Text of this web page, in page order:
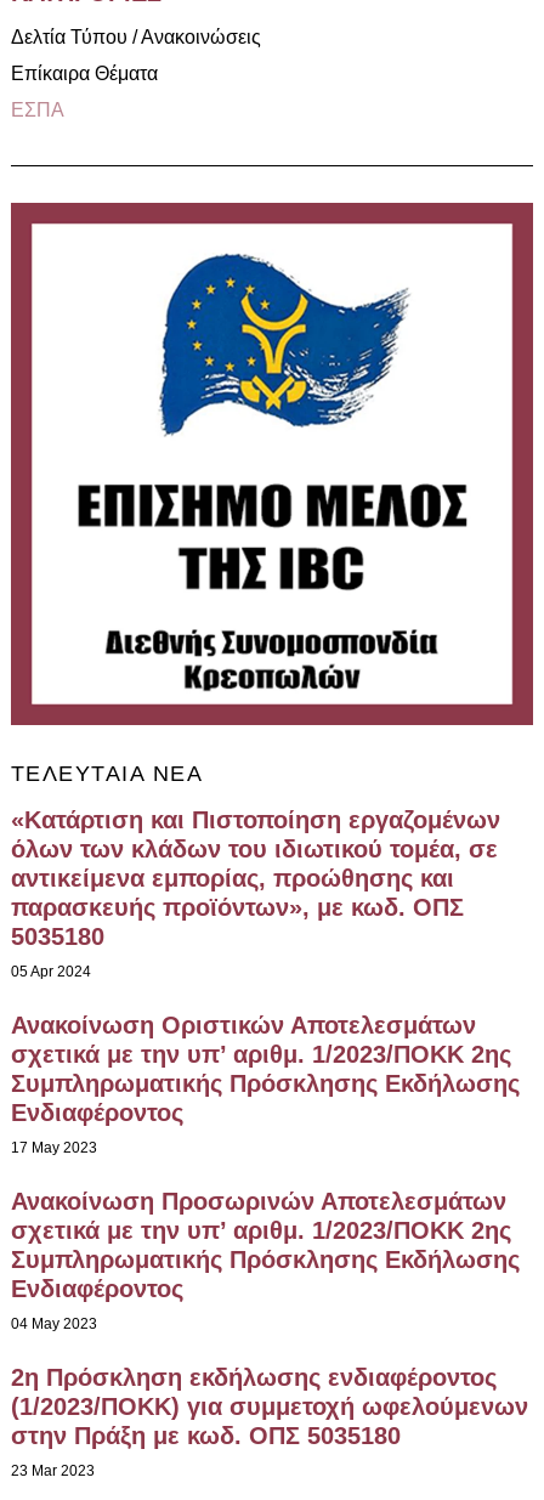
Δελτία Τύπου / Ανακοινώσεις
Επίκαιρα Θέματα
ΕΣΠΑ
ΤΕΛΕΥΤΑΊΑ ΝΈΑ
«Κατάρτιση και Πιστοποίηση εργαζομένων
όλων των κλάδων του ιδιωτικού τομέα, σε
αντικείμενα εμπορίας, προώθησης και
παρασκευής προϊόντων», με κωδ. ΟΠΣ
5035180
05 Apr 2024
Ανακοίνωση Οριστικών Αποτελεσμάτων
σχετικά με την υπ’ αριθμ. 1/2023/ΠΟΚΚ 2ης
Συμπληρωματικής Πρόσκλησης Εκδήλωσης
Ενδιαφέροντος
17 May 2023
Ανακοίνωση Προσωρινών Αποτελεσμάτων
σχετικά με την υπ’ αριθμ. 1/2023/ΠΟΚΚ 2ης
Συμπληρωματικής Πρόσκλησης Εκδήλωσης
Ενδιαφέροντος
04 May 2023
2η Πρόσκληση εκδήλωσης ενδιαφέροντος
(1/2023/ΠΟΚΚ) για συμμετοχή ωφελούμενων
στην Πράξη με κωδ. ΟΠΣ 5035180
23 Mar 2023